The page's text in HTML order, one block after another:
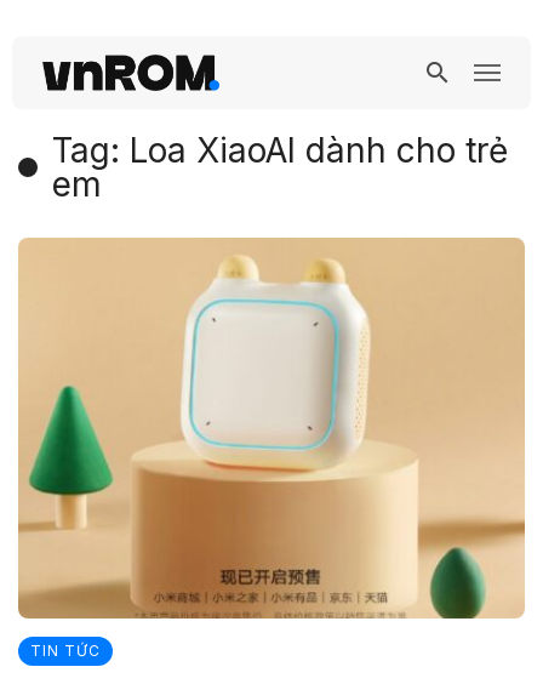
Tag: Loa XiaoAI dành cho trẻ
em
TIN TỨC